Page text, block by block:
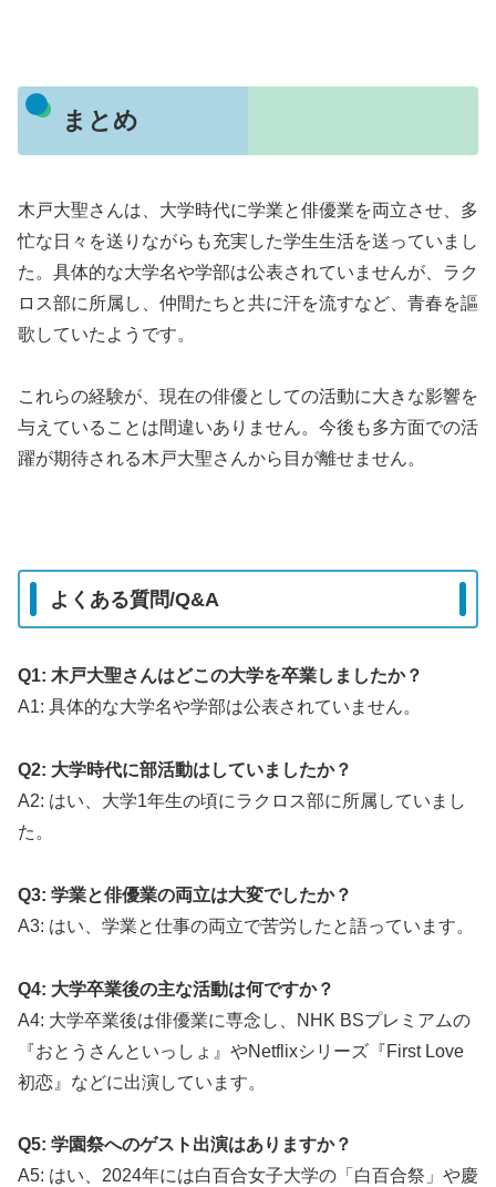
まとめ
木戸大聖さんは、大学時代に学業と俳優業を両立させ、多
忙な日々を送りながらも充実した学生生活を送っていまし
た。具体的な大学名や学部は公表されていませんが、ラク
ロス部に所属し、仲間たちと共に汗を流すなど、青春を謳
歌していたようです。
これらの経験が、現在の俳優としての活動に大きな影響を
与えていることは間違いありません。今後も多方面での活
躍が期待される木戸大聖さんから目が離せません。
よくある質問/Q&A
Q1: 木戸大聖さんはどこの大学を卒業しましたか？
A1: 具体的な大学名や学部は公表されていません。
Q2: 大学時代に部活動はしていましたか？
A2: はい、大学1年生の頃にラクロス部に所属していまし
た。
Q3: 学業と俳優業の両立は大変でしたか？
A3: はい、学業と仕事の両立で苦労したと語っています。
Q4: 大学卒業後の主な活動は何ですか？
A4: 大学卒業後は俳優業に専念し、NHK BSプレミアムの
『おとうさんといっしょ』やNetflixシリーズ『First Love
初恋』などに出演しています。
Q5: 学園祭へのゲスト出演はありますか？
A5: はい、2024年には白百合女子大学の「白百合祭」や慶